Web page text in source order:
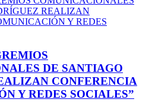
DE SANTIAGO
CONFERENCIA
Y REDES SOCIALES”